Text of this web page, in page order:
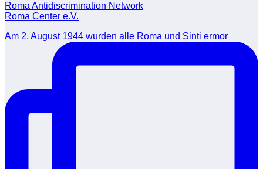
Roma Antidiscrimination Network
Roma Center e.V.
Am 2. August 1944 wurden alle Roma und Sinti ermor